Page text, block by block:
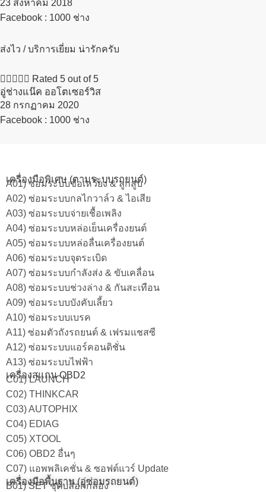
23 สิงหาคม 2018​
Facebook : 1000 ช่าง
ส่งไว / บริการเยี่ยม น่ารักครับ
     Rated 5 out of 5
อู่ช่างแน๊ค ออโตเซอร์วิส
28 กรกฏาคม 2020​
Facebook : 1000 ช่าง
เครื่องมือพิเศษ (ตามระบบรถยนต์)
A01) ซ่อมระบบข้อเหวี่ยง & ลูกสูบ
A02) ซ่อมระบบกลไกวาล์ว & ไอเสีย
A03) ซ่อมระบบจ่ายเชื้อเพลิง
A04) ซ่อมระบบหล่อเย็นเครื่องยนต์
A05) ซ่อมระบบหล่อลื่นเครื่องยนต์
A06) ซ่อมระบบจุดระเบิด
A07) ซ่อมระบบกำลังส่ง & ขับเคลื่อน
A08) ซ่อมระบบช่วงล่าง & กันสะเทือน
A09) ซ่อมระบบบังคับเลี้ยว
A10) ซ่อมระบบเบรค
A11) ซ่อมตัวถังรถยนต์ & เฟรมแชสซี
A12) ซ่อมระบบแอร์คอนดิชั่น
A13) ซ่อมระบบไฟฟ้า
เครื่องสแกน OBD2
C01) LAUNCH
C02) THINKCAR
C03) AUTOPHIX
C04) EDIAG
C05) XTOOL
C06) OBD2 อื่นๆ
C07) แอพพลิเคชั่น & ซอฟต์แวร์ Update
เครื่องมือพื้นฐาน (อู่ซ่อมรถยนต์)
B01) SET ชุดบล็อกกล่อง